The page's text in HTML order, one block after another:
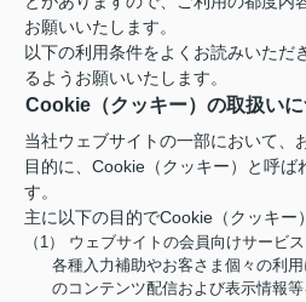
お願いいたします。
以下の利用条件をよくお読みいただ
るようお願いいたします。
Cookie（クッキー）の取扱い
当社ウェブサイトの一部において、
目的に、Cookie（クッキー）と呼ば
す。
主に以下の目的でCookie（クッキー
（1） ウェブサイトの会員向けサービ
各種入力補助やお客さま個々の利
のコンテンツ配信および表示情報等